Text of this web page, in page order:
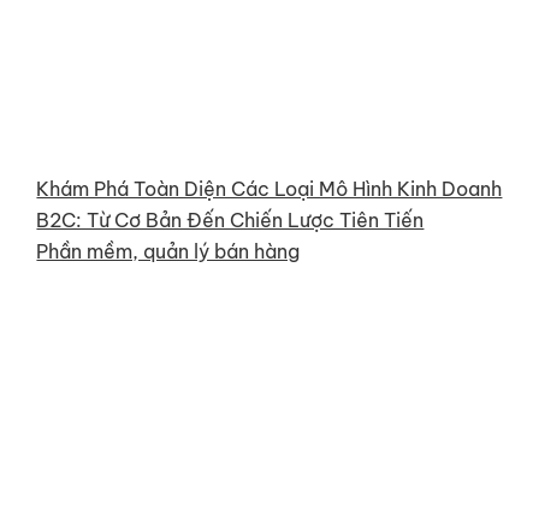
Khám Phá Toàn Diện Các Loại Mô Hình Kinh Doanh
B2C: Từ Cơ Bản Đến Chiến Lược Tiên Tiến
Phần mềm, quản lý bán hàng